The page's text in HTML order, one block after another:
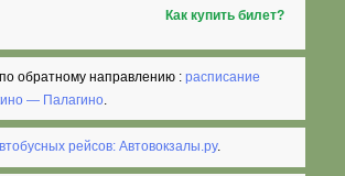
Как купить билет?
обратному направлению :расписание
— Палагино.
рейсов: Автовокзалы.ру.